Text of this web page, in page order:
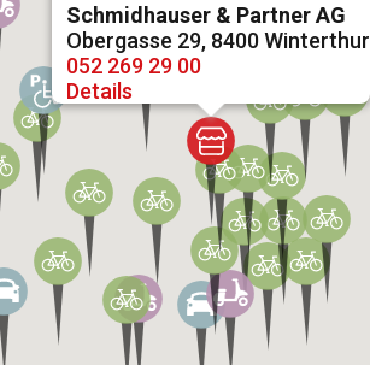
Schmidhauser & Partner AG
Obergasse 29, 8400 Winterthur
052 269 29 00
Details